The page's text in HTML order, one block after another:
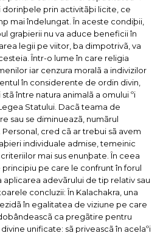
dorinþele prin activitãþi licite, ce
mai îndelungat. În aceste condiþii,
graþierii nu va aduce beneficii în
legii pe viitor, ba dimpotrivã, va
Într-o lume în care religia
iar cenzura moralã a indivizilor
în considerente de ordin divin,
între natura animalã a omului ºi
Statului. Dacã teama de
sau se diminueazã, numãrul
Personal, cred cã ar trebui sã avem
individuale admise, temeinic
mai sus enunþate. În ceea
pe care le confrunt în forul
adevãrului de tip relativ sau
concluzii: În Kalachakra, una
în egalitatea de viziune pe care
ca pregãtire pentru
unificate: sã priveascã în acelaºi